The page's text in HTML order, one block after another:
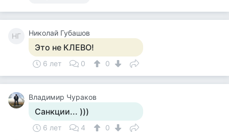
НГ Николай Губашов
Это не КЛЕВО!
6 лет 0 0
Владимир Чураков
Санкции... )))
6 лет 4 0